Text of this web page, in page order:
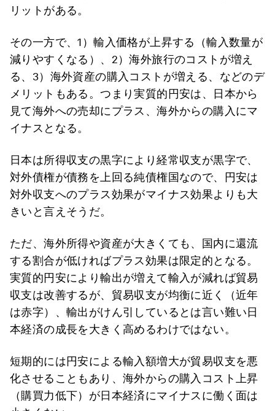
リットがある。
その一方で、1）輸入価格が上昇する（輸入数量が
減りやすくなる）、2）海外旅行のコストが増え
る、3）海外資産の購入コストが増える、などのデ
メリットもある。つまり実質的円安は、日本から
見て海外への売却にプラス、海外からの購入にマ
イナスとなる。
日本は所得収支の黒字により経常収支が黒字で、
対外債権が債務を上回る純債権国なので、円安は
対外収支へのプラス効果がマイナス効果よりも大
きいと言えそうだ。
ただ、海外所得や資産が大きくても、国内に還流
する割合が低ければプラス効果は限定的となる。
実質的円安により輸出が増えて輸入が減れば貿易
収支は改善するが、貿易収支が均衡に近く（近年
は赤字）、輸出がけん引しているとは言い難い日
本経済の成長を大きく高めるわけではない。
短期的には円安による輸入額増大が貿易収支を悪
化させることもあり、海外からの購入コスト上昇
（購買力低下）が日本経済にマイナスに働く面は